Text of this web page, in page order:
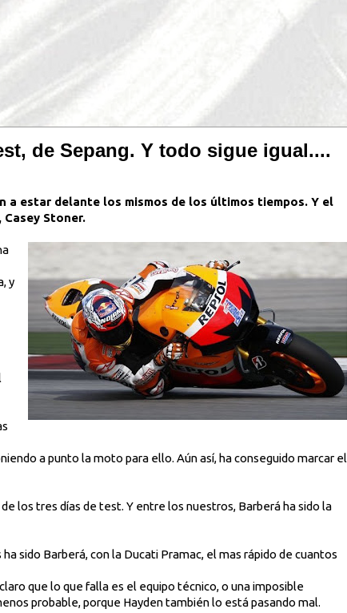
de Sepang. Y todo sigue igual....
a estar delante los mismos de los últimos tiempos. Y el
Stoner.
y
a punto la moto para ello. Aún así, ha conseguido marcar el
los tres días de test. Y entre los nuestros, Barberá ha sido la
sido Barberá, con la Ducati Pramac, el mas rápido de cuantos
que lo que falla es el equipo técnico, o una imposible
probable, porque Hayden también lo está pasando mal.